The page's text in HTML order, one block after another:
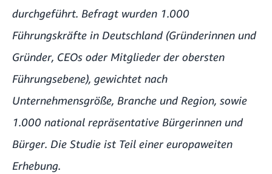
durchgeführt. Befragt wurden 1.000
Führungskräfte in Deutschland (Gründerinnen und
Gründer, CEOs oder Mitglieder der obersten
Führungsebene), gewichtet nach
Unternehmensgröße, Branche und Region, sowie
1.000 national repräsentative Bürgerinnen und
Bürger. Die Studie ist Teil einer europaweiten
Erhebung.